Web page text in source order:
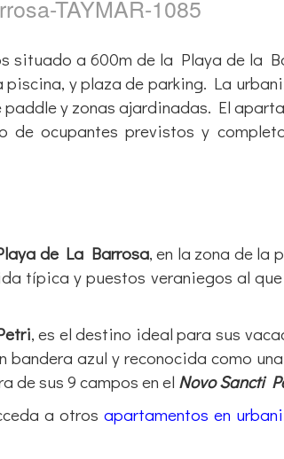
situado a 600m de la Playa de la
y plaza de parking. La
y zonas ajardinadas. El
ocupantes previstos y
de La Barrosa
típica y puestos veraniegos al
bandera azul y reconocida como una
de sus 9 campos en elNovo Sancti
a otrosapartamentos en